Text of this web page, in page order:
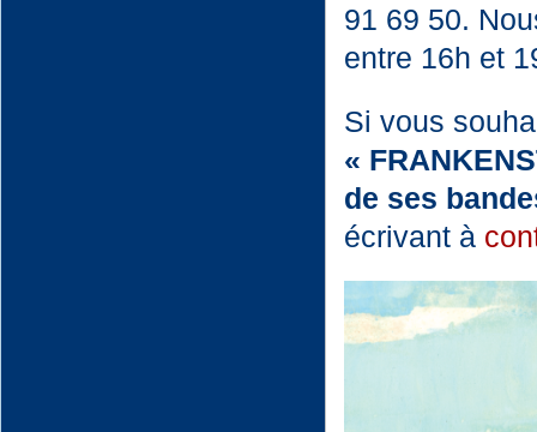
91 69 50.
entre 16h et
Si vous
«
de ses
écrivant à